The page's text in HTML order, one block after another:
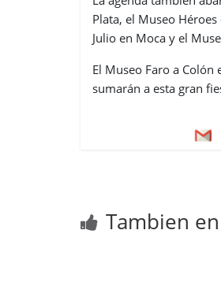
Plata, el Museo
Julio en Moca y el
El Museo Faro a
sumarán a esta gran
Tambien